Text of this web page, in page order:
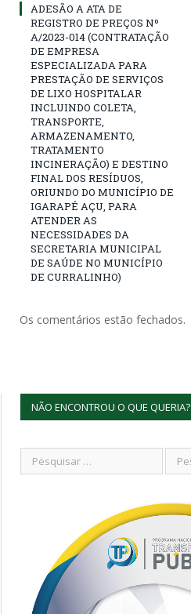
ADESÃO A ATA DE
REGISTRO DE PREÇOS Nº
A/2023-014 (CONTRATAÇÃO
DE EMPRESA
ESPECIALIZADA PARA
PRESTAÇÃO DE SERVIÇOS
DE LIXO HOSPITALAR
INCLUINDO COLETA,
TRANSPORTE,
ARMAZENAMENTO,
TRATAMENTO
INCINERAÇÃO) E DESTINO
FINAL DOS RESÍDUOS,
ORIUNDO DO MUNICÍPIO DE
IGARAPÉ AÇU, PARA
ATENDER AS
NECESSIDADES DA
SECRETARIA MUNICIPAL
DE SAÚDE NO MUNICÍPIO
DE CURRALINHO)
Os comentários estão fechados.
NÃO ENCONTROU O QUE QUERIA?